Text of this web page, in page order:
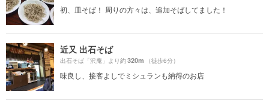
初、皿そば！ 周りの方々は、追加そばしてました！
近又 出石そば
出石そば「沢庵」より約320m （徒歩6分）
味良し、接客よしでミシュランも納得のお店